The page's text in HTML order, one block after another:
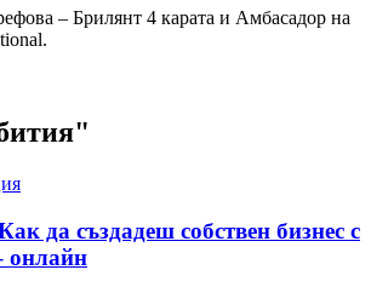
– Брилянт 4 карата и Амбасадор на
да създадеш собствен бизнес с
онлайн